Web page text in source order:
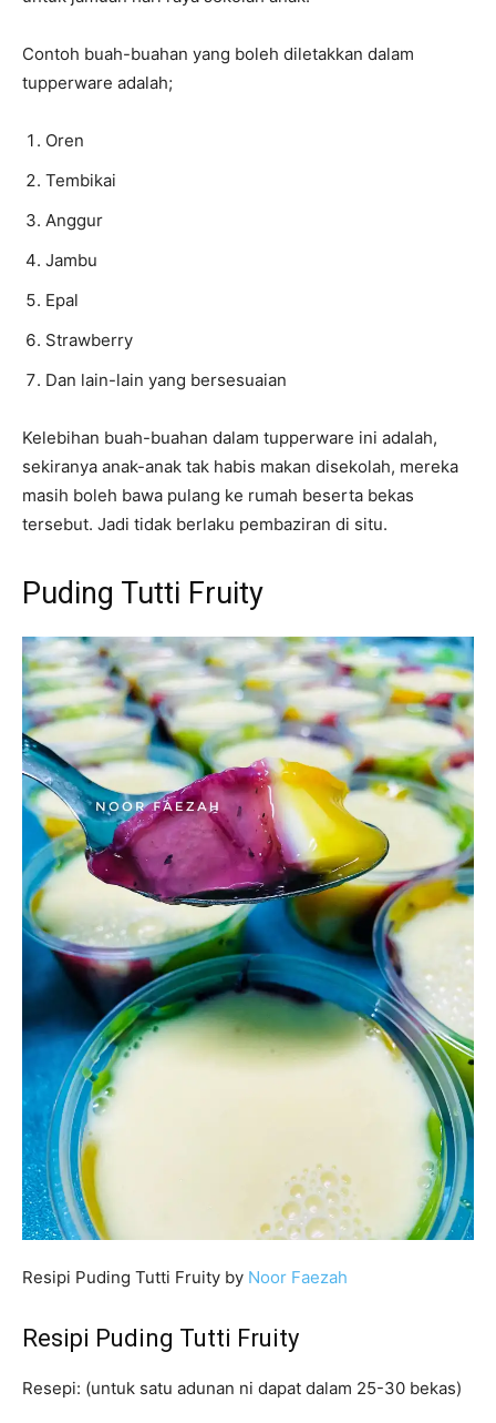
Contoh buah-buahan yang boleh diletakkan dalam
tupperware adalah;
Oren
Tembikai
Anggur
Jambu
Epal
Strawberry
Dan lain-lain yang bersesuaian
Kelebihan buah-buahan dalam tupperware ini adalah,
sekiranya anak-anak tak habis makan disekolah, mereka
masih boleh bawa pulang ke rumah beserta bekas
tersebut. Jadi tidak berlaku pembaziran di situ.
Puding Tutti Fruity
Resipi Puding Tutti Fruity by Noor Faezah
Resipi Puding Tutti Fruity
Resepi: (untuk satu adunan ni dapat dalam 25-30 bekas)